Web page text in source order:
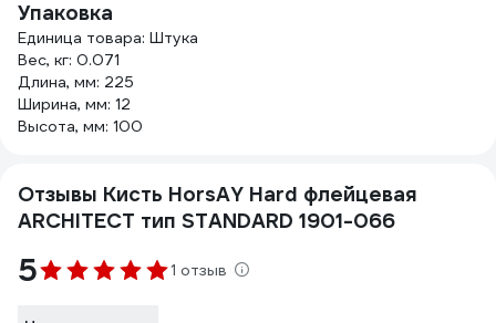
Упаковка
Единица товара: Штука
Вес, кг: 0.071
Длина, мм: 225
Ширина, мм: 12
Высота, мм: 100
Отзывы Кисть HorsAY Hard флейцевая
ARCHITECT тип STANDARD 1901-066
5 1 отзыв